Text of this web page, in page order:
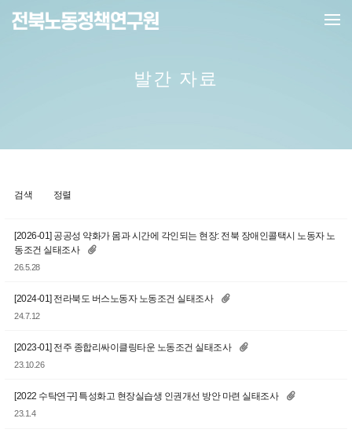
메뉴 건너뛰기
발간 자료
검색 정렬
[2026-01] 공공성 약화가 몸과 시간에 각인되는 현장: 전북 장애인콜택시 노동자 노
동조건 실태조사
26.5.28
[2024-01] 전라북도 버스노동자 노동조건 실태조사
24.7.12
[2023-01] 전주 종합리싸이클링타운 노동조건 실태조사
23.10.26
[2022 수탁연구] 특성화고 현장실습생 인권개선 방안 마련 실태조사
23.1.4